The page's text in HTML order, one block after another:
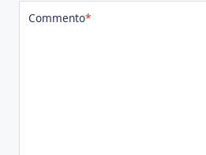
Commento*